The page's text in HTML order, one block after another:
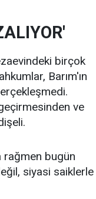
birçok
Barım'ın
ve
rağmen bugün
siyasi saiklerle